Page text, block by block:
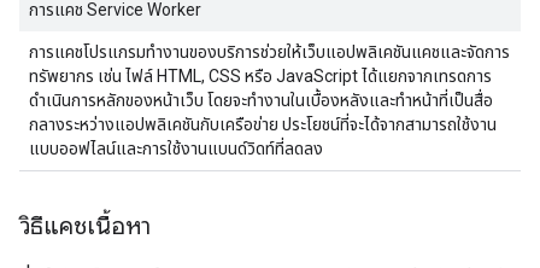
การแคช Service Worker
การแคชโปรแกรมทำงานของบริการช่วยให้เว็บแอปพลิเคชันแคชและจัดการ
ทรัพยากร เช่น ไฟล์ HTML, CSS หรือ JavaScript ได้แยกจากเทรดการ
ดำเนินการหลักของหน้าเว็บ โดยจะทำงานในเบื้องหลังและทำหน้าที่เป็นสื่อ
กลางระหว่างแอปพลิเคชันกับเครือข่าย ประโยชน์ที่จะได้จากสามารถใช้งาน
แบบออฟไลน์และการใช้งานแบนด์วิดท์ที่ลดลง
วิธีแคชเนื้อหา